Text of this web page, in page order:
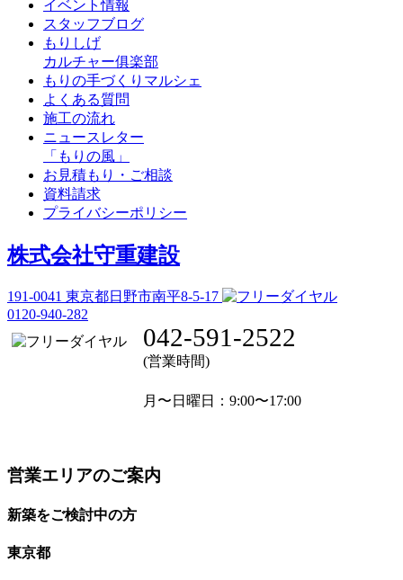
イベント情報
スタッフブログ
もりしげ
カルチャー俱楽部
もりの手づくりマルシェ
よくある質問
施工の流れ
ニュースレター
「もりの風」
お見積もり・ご相談
資料請求
プライバシーポリシー
株式会社守重建設
191-0041 東京都日野市南平8-5-17
0120-940-282
042-591-2522
(営業時間)
月〜日曜日 ：9:00〜17:00
営業エリアのご案内
新築をご検討中の方
東京都